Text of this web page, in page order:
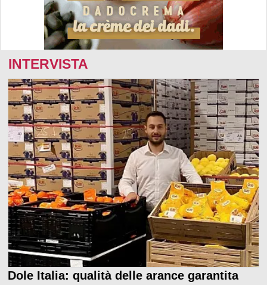
INTERVISTA
Dole Italia: qualità delle arance garantita